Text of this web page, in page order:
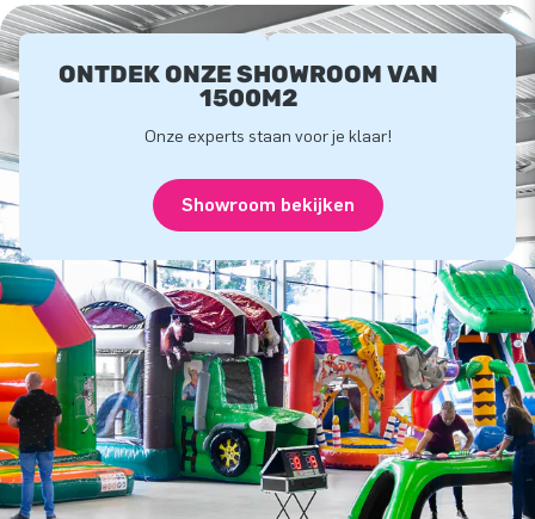
ONTDEK ONZE SHOWROOM VAN
1500M2
Onze experts staan voor je klaar!
Showroom bekijken